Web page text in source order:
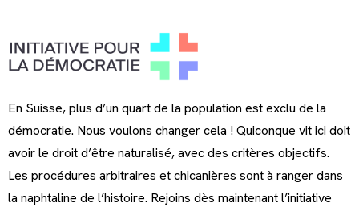
En Suisse, plus d’un quart de la population est exclu de la
démocratie. Nous voulons changer cela ! Quiconque vit ici doit
avoir le droit d’être naturalisé, avec des critères objectifs.
Les procédures arbitraires et chicanières sont à ranger dans
la naphtaline de l’histoire. Rejoins dès maintenant l’initiative